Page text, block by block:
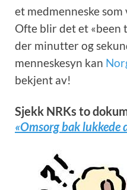
et medmenneske
Ofte blir det et «been
der minutter og
menneskesyn kan
bekjent av!
Sjekk NRKs to
«Omsorg bak lukkede